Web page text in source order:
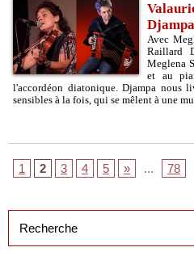
Avec
Raillard
Meglena
et au
l'accordéon diatonique. Djampa nous
sensibles à la fois, qui se mêlent à une
1 2 3 4 5 » ... 78